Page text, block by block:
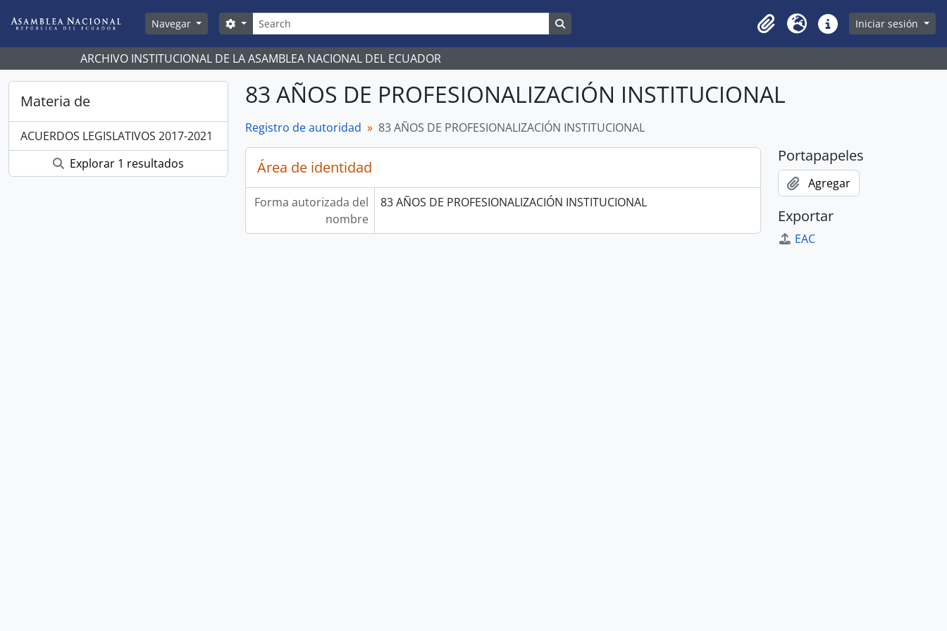
Navegar
Búsqueda
Search options
Clipboard
Idioma Enlaces rápidos
Iniciar sesión
ARCHIVO INSTITUCIONAL DE LA ASAMBLEA NACIONAL DEL ECUADOR
Materia de
ACUERDOS LEGISLATIVOS 2017-2021
Explorar 1 resultados
83 AÑOS DE PROFESIONALIZACIÓN INSTITUCIONAL
Registro de autoridad 83 AÑOS DE PROFESIONALIZACIÓN INSTITUCIONAL
Área de identidad
Forma autorizada del
nombre
83 AÑOS DE PROFESIONALIZACIÓN INSTITUCIONAL
Portapapeles
Agregar
Exportar
EAC